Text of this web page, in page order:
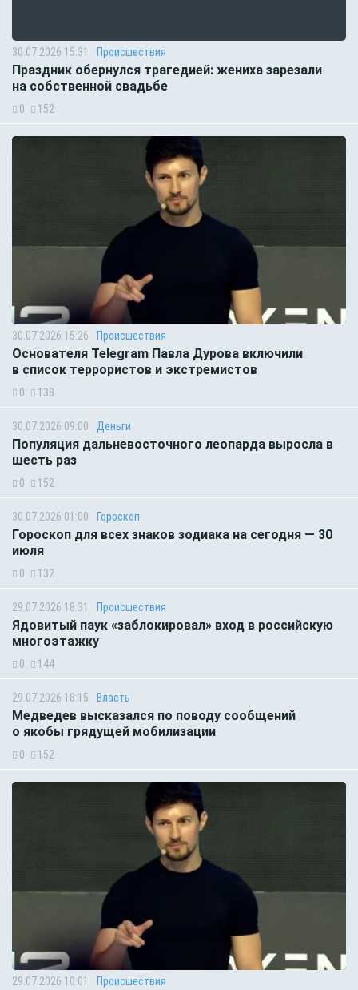
30.07.2026 15:31 Происшествия
Праздник обернулся трагедией: жениха зарезали
на собственной свадьбе
0 152
30.07.2026 15:26 Происшествия
Основателя Telegram Павла Дурова включили
в список террористов и экстремистов
0 138
30.07.2026 09:00 Деньги
Популяция дальневосточного леопарда выросла в
шесть раз
0 152
30.07.2026 01:00 Гороскоп
Гороскоп для всех знаков зодиака на сегодня — 30
июля
0 132
29.07.2026 18:31 Происшествия
Ядовитый паук «заблокировал» вход в российскую
многоэтажку
0 144
29.07.2026 18:15 Власть
Медведев высказался по поводу сообщений
о якобы грядущей мобилизации
0 152
29.07.2026 10:01 Происшествия